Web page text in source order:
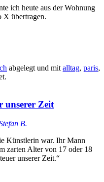
ich heute aus der Wohnung
X übertragen.
abgelegt und mit alltag, paris,
unserer Zeit
B.
Künstlerin war. Ihr Mann
zarten Alter von 17 oder 18
unserer Zeit.“